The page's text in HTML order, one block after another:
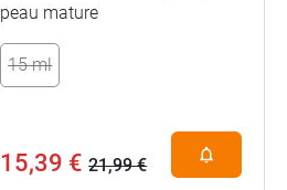
peau mature
15 ml
15,39 € 21,99 €